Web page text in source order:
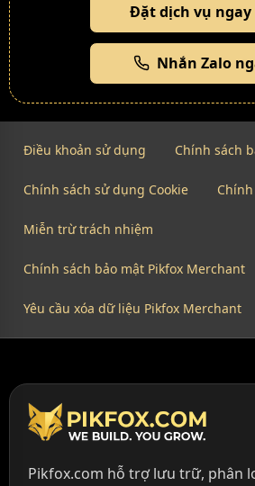
Đặt dịch vụ ngay
Nhắn Zalo
Điều khoản sử dụng Chính sách
Chính sách sử dụng Cookie
Miễn trừ trách nhiệm
Chính sách bảo mật Pikfox Merchant
Yêu cầu xóa dữ liệu Pikfox Merchant
Pikfox.com hỗ trợ lưu trữ, phân